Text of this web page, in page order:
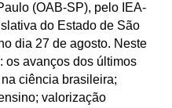
(OAB-SP), pelo IEA-
do Estado de São
dia 27 de agosto. Neste
os avanços dos últimos
ciência brasileira;
valorização